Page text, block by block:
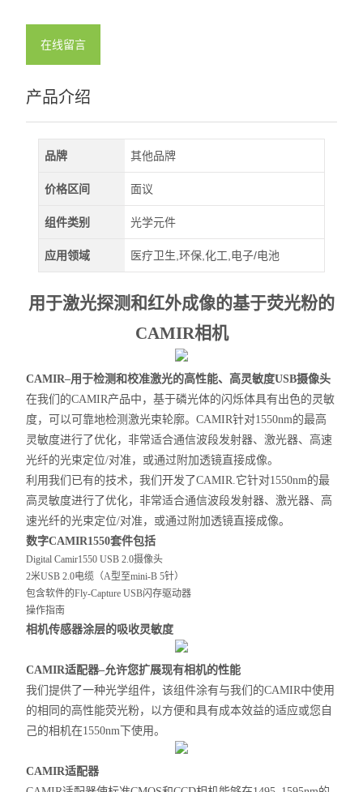
在线留言
产品介绍
品牌 其他品牌
价格区间 面议
组件类别 光学元件
应用领域 医疗卫生,环保,化工,电子/电池
用于激光探测和红外成像的基于荧光粉的
CAMIR相机
CAMIR–用于检测和校准激光的高性能、高灵敏度USB摄像头
在我们的CAMIR产品中，基于磷光体的闪烁体具有出色的灵敏
度，可以可靠地检测激光束轮廓。CAMIR针对1550nm的最高
灵敏度进行了优化，非常适合通信波段发射器、激光器、高速
光纤的光束定位/对准，或通过附加透镜直接成像。
利用我们已有的技术，我们开发了CAMIR.它针对1550nm的最
高灵敏度进行了优化，非常适合通信波段发射器、激光器、高
速光纤的光束定位/对准，或通过附加透镜直接成像。
数字CAMIR1550套件包括
Digital Camir1550 USB 2.0摄像头
2米USB 2.0电缆（A型至mini-B 5针）
包含软件的Fly-Capture USB闪存驱动器
操作指南
相机传感器涂层的吸收灵敏度
CAMIR适配器–允许您扩展现有相机的性能
我们提供了一种光学组件，该组件涂有与我们的CAMIR中使用
的相同的高性能荧光粉，以方便和具有成本效益的适应或您自
己的相机在1550nm下使用。
CAMIR适配器